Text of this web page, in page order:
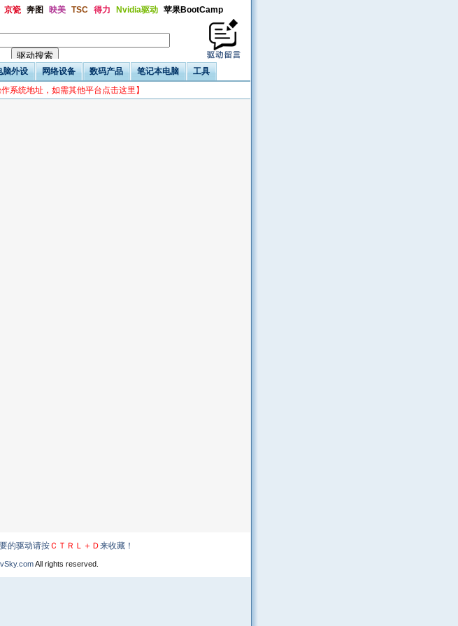
京瓷 奔图 映美 TSC 得力 Nvidia驱动 苹果BootCamp
脑外设 网络设备 数码产品 笔记本电脑
工具
系统地址，如需其他平台点击这里】
的驱动请按ＣＴＲＬ＋Ｄ来收藏！
All rights reserved.